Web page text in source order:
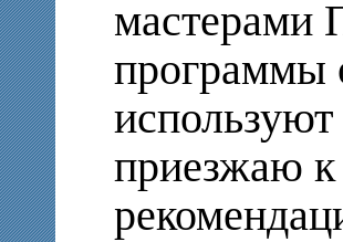
мастерами
программы
приезжаю